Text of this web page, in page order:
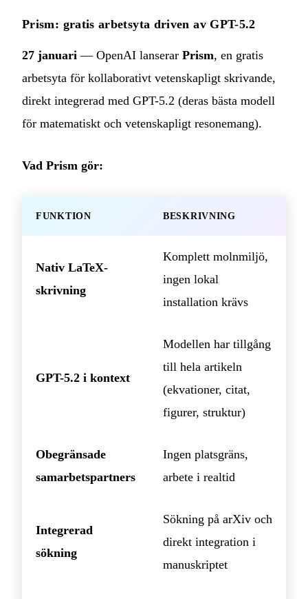
Prism: gratis arbetsyta driven av GPT-5.2
27 januari — OpenAI lanserar Prism, en gratis
arbetsyta för kollaborativt vetenskapligt skrivande,
direkt integrerad med GPT-5.2 (deras bästa modell
för matematiskt och vetenskapligt resonemang).
Vad Prism gör:
FUNKTION BESKRIVNING
Nativ LaTeX-
skrivning
Komplett molnmiljö,
ingen lokal
installation krävs
GPT-5.2 i kontext
Modellen har tillgång
till hela artikeln
(ekvationer, citat,
figurer, struktur)
Obegränsade
samarbetspartners
Ingen platsgräns,
arbete i realtid
Integrerad
sökning
Sökning på arXiv och
direkt integration i
manuskriptet